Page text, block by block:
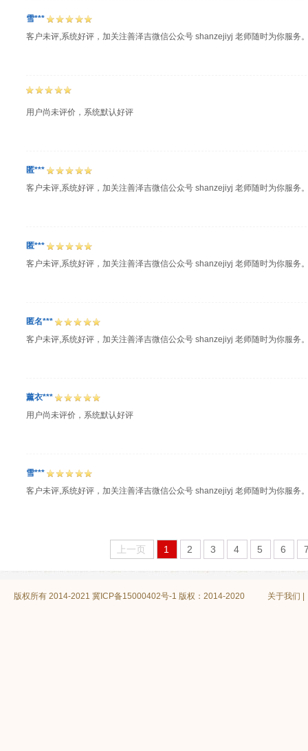
雪***
客户未评,系统好评，加关注善泽吉微信公众号 shanzejiyj 老师随时为你服务
用户尚未评价，系统默认好评
匿***
客户未评,系统好评，加关注善泽吉微信公众号 shanzejiyj 老师随时为你服务
匿***
客户未评,系统好评，加关注善泽吉微信公众号 shanzejiyj 老师随时为你服务
匿名***
客户未评,系统好评，加关注善泽吉微信公众号 shanzejiyj 老师随时为你服务
薰衣***
用户尚未评价，系统默认好评
雪***
客户未评,系统好评，加关注善泽吉微信公众号 shanzejiyj 老师随时为你服务
上一页 1 2 3 4 5 6
版权所有 2014-2021 冀ICP备15000402号-1 版权：2014-2020 关于我们